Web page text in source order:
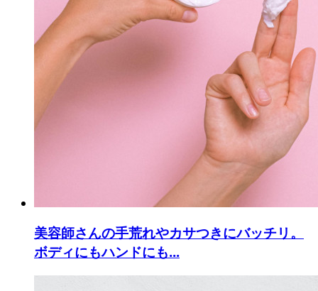
美容師さんの手荒れやカサつきにバッチリ。
ボディにもハンドにも...